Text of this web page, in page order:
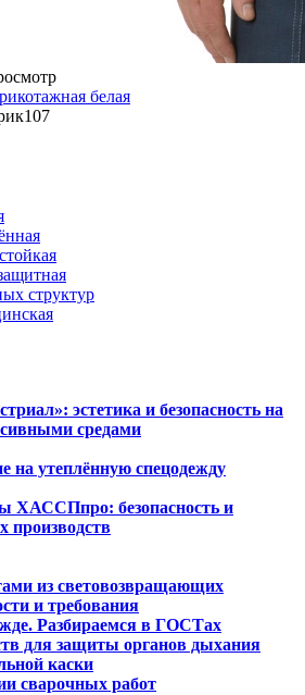
белая
структур
эстетика и безопасность на
средами
на утеплённую спецодежду
ХАССПпро: безопасность и
из световозвращающих
и требования
Разбираемся в ГОСТах
для защиты органов дыхания
каски
сварочных работ